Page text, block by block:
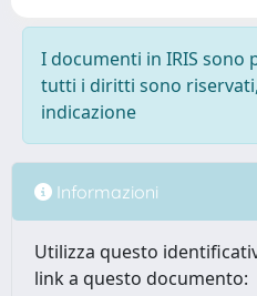
I documenti in IRIS
tutti i diritti sono
indicazione
Informazioni
Utilizza questo
link a questo documento: